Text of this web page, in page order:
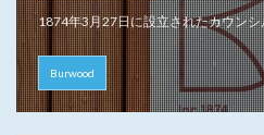
1874年3月27日に設立されたカウンシ
Burwood